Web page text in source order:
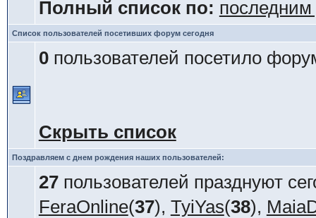
Полный список по:
Список пользователей посетивших форум сегодня
0пользователей посетило
Скрыть список
Поздравляем с днем рождения наших пользователей:
27пользователей празднуют
FeraOnline(37), TyiYas(38),